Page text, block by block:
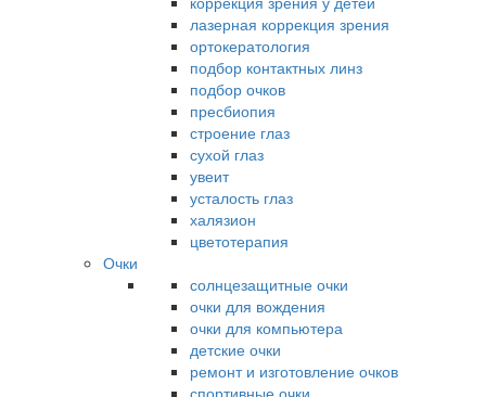
лазерная коррекция зрения
ортокератология
подбор контактных линз
подбор очков
пресбиопия
строение глаз
сухой глаз
увеит
усталость глаз
халязион
цветотерапия
Очки
солнцезащитные очки
очки для вождения
очки для компьютера
детские очки
ремонт и изготовление очков